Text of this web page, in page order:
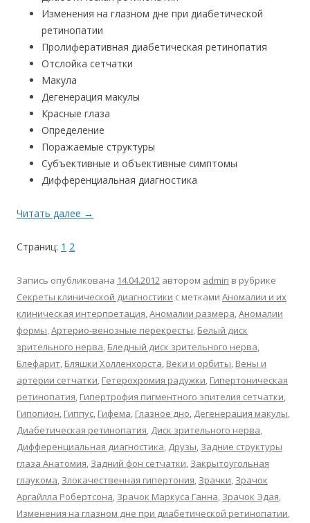
Изменения на глазном дне при диабетической
ретинопатии
Пролиферативная диабетическая ретинопатия
Отслойка сетчатки
Макула
Дегенерация макулы
Красные глаза
Определение
Поражаемые структуры
Субъективные и объективные симптомы
Дифференциальная диагностика
Читать далее →
Страниц: 1 2
Запись опубликована 14.04.2012 автором admin в рубрике
Секреты клинической диагностики с метками Аномалии и их
клиническая интерпретация,Аномалии размера,Аномалии
формы,Артерио-венозные перекресты, Белый диск
зрительного нерва, Бледный диск зрительного нерва,
Блефарит, Бляшки Холленхорста, Веки и орбиты, Вены и
артерии сетчатки, Гетерохромия радужки, Гипертоническая
ретинопатия, Гипертрофия пигментного эпителия сетчатки,
Гипопион, Гиппус, Гифема, Глазное дно, Дегенерация макулы,
Диабетическая ретинопатия, Диск зрительного нерва,
Дифференциальная диагностика, Друзы, Задние структуры
глаза Анатомия, Задний фон сетчатки, Закрытоугольная
глаукома, Злокачественная гипертония, Зрачки, Зрачок
Аргайлла Робертсона, Зрачок Маркуса Ганна, Зрачок Эдая,
Изменения на глазном дне при диабетической ретинопатии,